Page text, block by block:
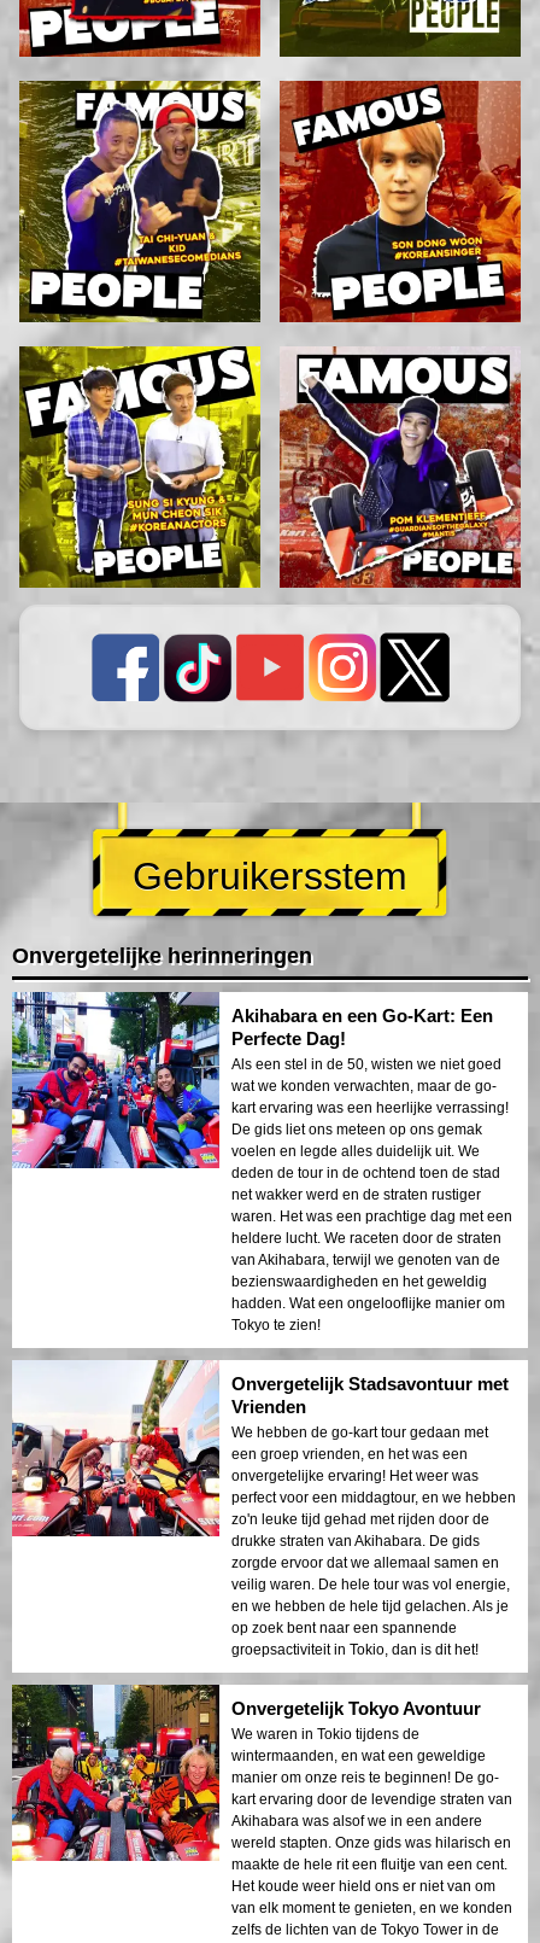
Gebruikersstem
Onvergetelijke herinneringen
Akihabara en een Go-Kart: Een
Perfecte Dag!
Als een stel in de 50, wisten we niet goed
wat we konden verwachten, maar de go-
kart ervaring was een heerlijke verrassing!
De gids liet ons meteen op ons gemak
voelen en legde alles duidelijk uit. We
deden de tour in de ochtend toen de stad
net wakker werd en de straten rustiger
waren. Het was een prachtige dag met een
heldere lucht. We raceten door de straten
van Akihabara, terwijl we genoten van de
bezienswaardigheden en het geweldig
hadden. Wat een ongelooflijke manier om
Tokyo te zien!
Onvergetelijk Stadsavontuur met
Vrienden
We hebben de go-kart tour gedaan met
een groep vrienden, en het was een
onvergetelijke ervaring! Het weer was
perfect voor een middagtour, en we hebben
zo'n leuke tijd gehad met rijden door de
drukke straten van Akihabara. De gids
zorgde ervoor dat we allemaal samen en
veilig waren. De hele tour was vol energie,
en we hebben de hele tijd gelachen. Als je
op zoek bent naar een spannende
groepsactiviteit in Tokio, dan is dit het!
Onvergetelijk Tokyo Avontuur
We waren in Tokio tijdens de
wintermaanden, en wat een geweldige
manier om onze reis te beginnen! De go-
kart ervaring door de levendige straten van
Akihabara was alsof we in een andere
wereld stapten. Onze gids was hilarisch en
maakte de hele rit een fluitje van een cent.
Het koude weer hield ons er niet van om
van elk moment te genieten, en we konden
zelfs de lichten van de Tokyo Tower in de